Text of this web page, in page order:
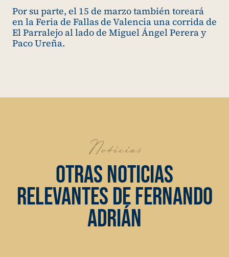
Por su parte, el 15 de marzo también toreará
en la Feria de Fallas de Valencia una corrida de
El Parralejo al lado de Miguel Ángel Perera y
Paco Ureña.
Noticias
OTRAS NOTICIAS
RELEVANTES DE FERNANDO
ADRIÁN